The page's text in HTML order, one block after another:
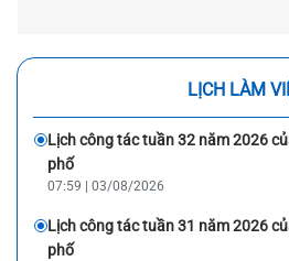
LỊCH LÀM
Lịch công tác tuần 32 năm 2026
phố
07:59 | 03/08/2026
Lịch công tác tuần 31 năm 2026
phố